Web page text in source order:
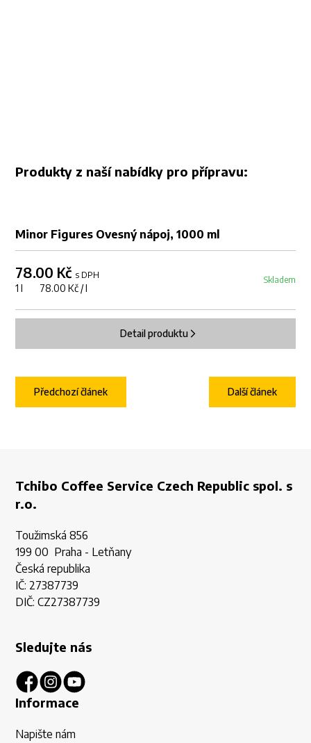
Produkty z naší nabídky pro přípravu:
Minor Figures Ovesný nápoj, 1000 ml
78.00 Kč s DPH
1 l 78.00 Kč / l
Skladem
Detail produktu
Další článek
Předchozí článek
Tchibo Coffee Service Czech Republic spol. s
r.o.
Toužimská 856
199 00 Praha - Letňany
Česká republika
IČ: 27387739
DIČ: CZ27387739
Sledujte nás
Informace
Napište nám